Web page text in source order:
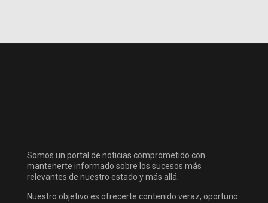
Somos un portal de noticias comprometido con
mantenerte informado sobre los sucesos más
relevantes de nuestro estado y más allá.
Nuestro objetivo es ofrecerte contenido veraz, oportuno